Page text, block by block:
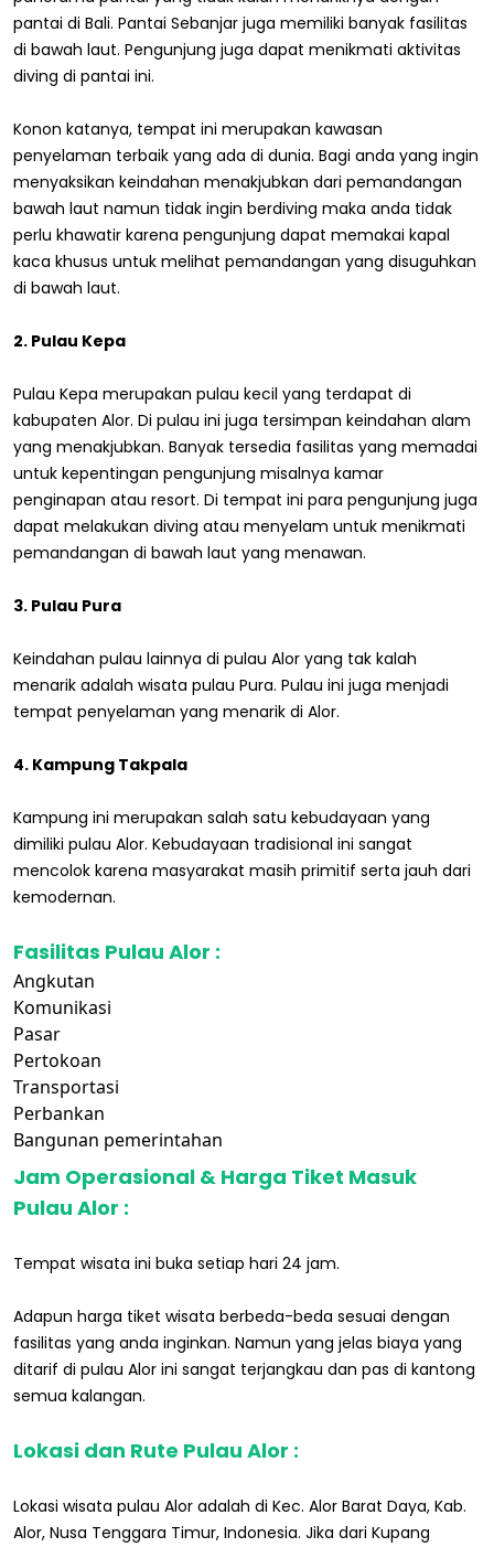
pantai di Bali. Pantai Sebanjar juga memiliki banyak fasilitas
di bawah laut. Pengunjung juga dapat menikmati aktivitas
diving di pantai ini.
Konon katanya, tempat ini merupakan kawasan
penyelaman terbaik yang ada di dunia. Bagi anda yang ingin
menyaksikan keindahan menakjubkan dari pemandangan
bawah laut namun tidak ingin berdiving maka anda tidak
perlu khawatir karena pengunjung dapat memakai kapal
kaca khusus untuk melihat pemandangan yang disuguhkan
di bawah laut.
2. Pulau Kepa
Pulau Kepa merupakan pulau kecil yang terdapat di
kabupaten Alor. Di pulau ini juga tersimpan keindahan alam
yang menakjubkan. Banyak tersedia fasilitas yang memadai
untuk kepentingan pengunjung misalnya kamar
penginapan atau resort. Di tempat ini para pengunjung juga
dapat melakukan diving atau menyelam untuk menikmati
pemandangan di bawah laut yang menawan.
3. Pulau Pura
Keindahan pulau lainnya di pulau Alor yang tak kalah
menarik adalah wisata pulau Pura. Pulau ini juga menjadi
tempat penyelaman yang menarik di Alor.
4. Kampung Takpala
Kampung ini merupakan salah satu kebudayaan yang
dimiliki pulau Alor. Kebudayaan tradisional ini sangat
mencolok karena masyarakat masih primitif serta jauh dari
kemodernan.
Fasilitas Pulau Alor :
Angkutan
Komunikasi
Pasar
Pertokoan
Transportasi
Perbankan
Bangunan pemerintahan
Jam Operasional & Harga Tiket Masuk
Pulau Alor :
Tempat wisata ini buka setiap hari 24 jam.
Adapun harga tiket wisata berbeda-beda sesuai dengan
fasilitas yang anda inginkan. Namun yang jelas biaya yang
ditarif di pulau Alor ini sangat terjangkau dan pas di kantong
semua kalangan.
Lokasi dan Rute Pulau Alor :
Lokasi wisata pulau Alor adalah di Kec. Alor Barat Daya, Kab.
Alor, Nusa Tenggara Timur, Indonesia. Jika dari Kupang